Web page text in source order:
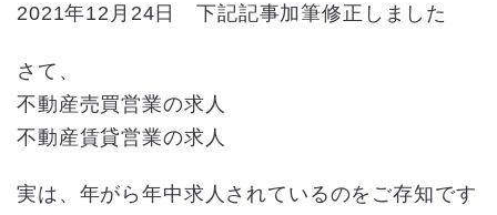
2021年12月24日 下記記事加筆修正しました
さて、
不動産売買営業の求人
不動産賃貸営業の求人
実は、年がら年中求人されているのをご存知です